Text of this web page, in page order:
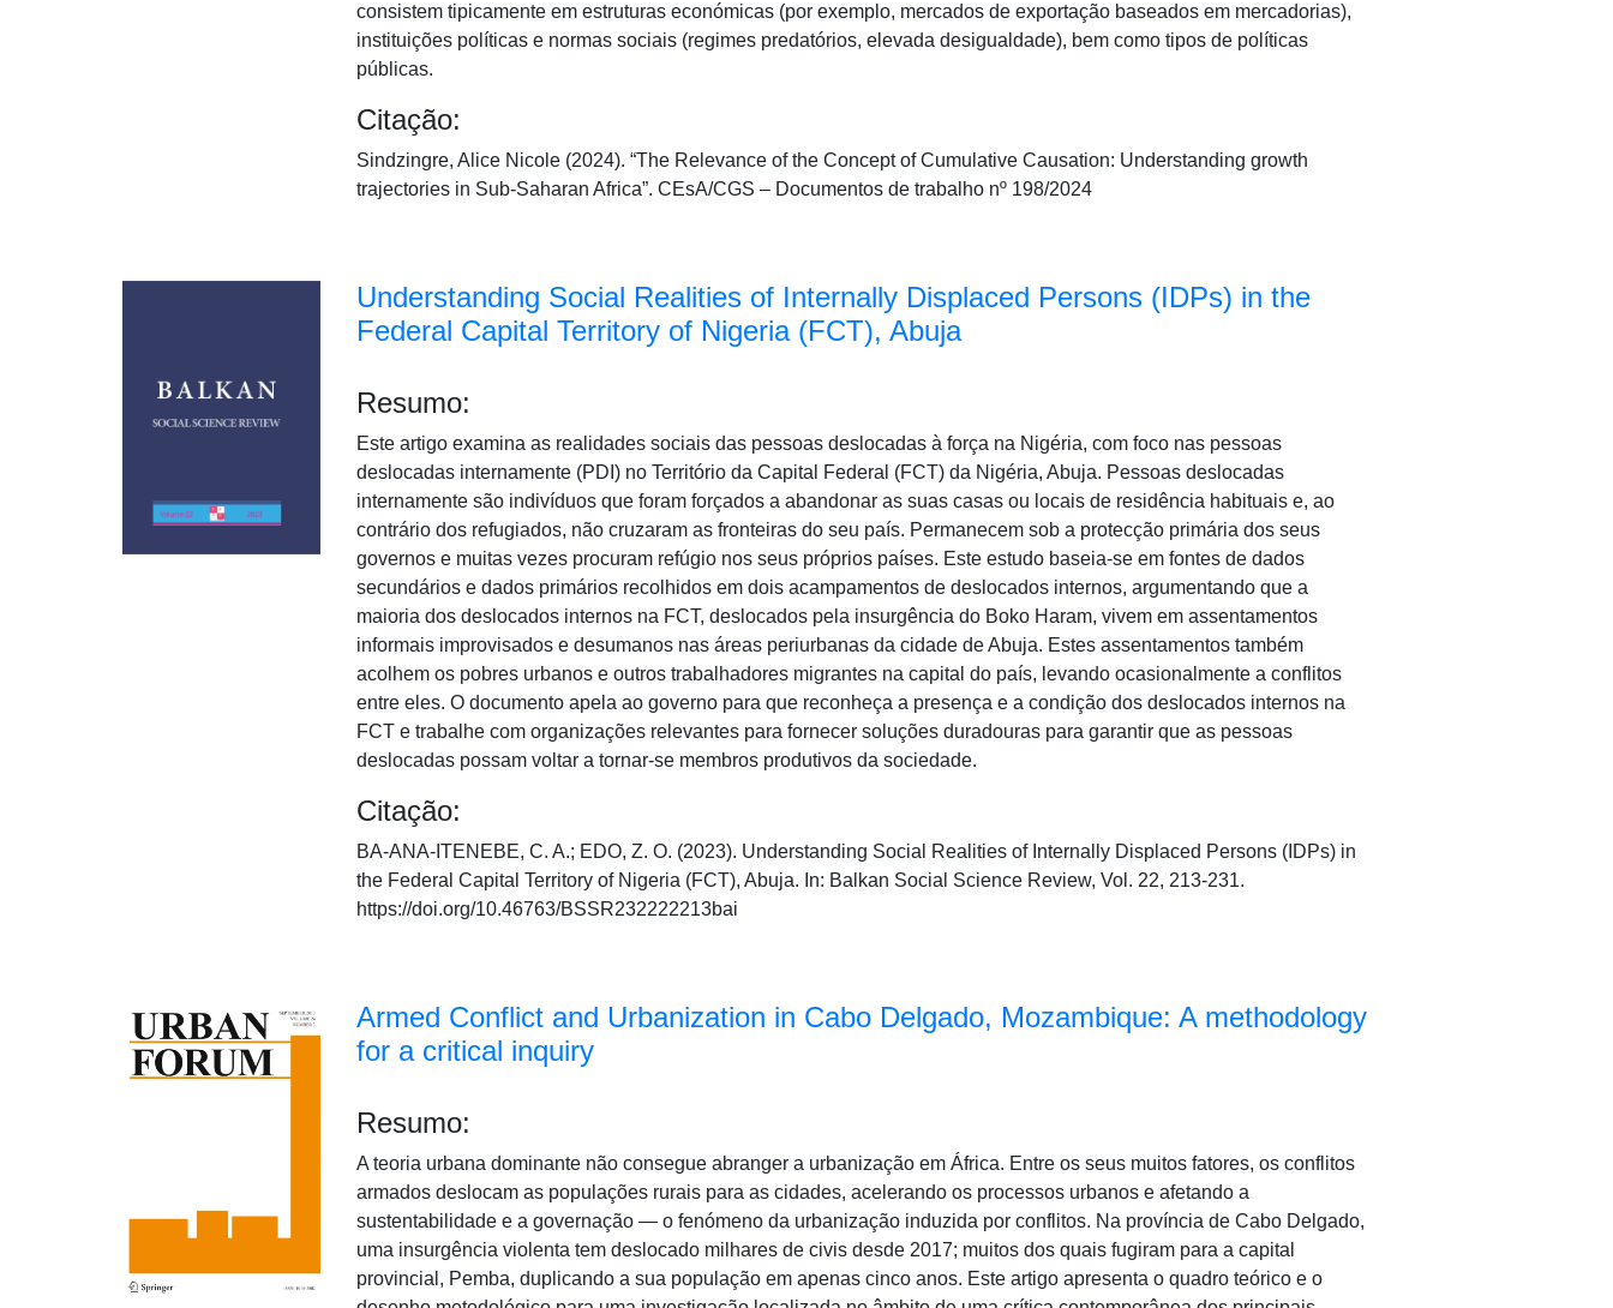
consistem tipicamente em estruturas económicas (por exemplo, mercados de exportação baseados em mercadorias),
instituições políticas e normas sociais (regimes predatórios, elevada desigualdade), bem como tipos de políticas
públicas.
Citação:
Sindzingre, Alice Nicole (2024). “The Relevance of the Concept of Cumulative Causation: Understanding growth
trajectories in Sub-Saharan Africa”. CEsA/CGS – Documentos de trabalho nº 198/2024
Understanding Social Realities of Internally Displaced Persons (IDPs) in the
Federal Capital Territory of Nigeria (FCT), Abuja
Resumo:
Este artigo examina as realidades sociais das pessoas deslocadas à força na Nigéria, com foco nas pessoas
deslocadas internamente (PDI) no Território da Capital Federal (FCT) da Nigéria, Abuja. Pessoas deslocadas
internamente são indivíduos que foram forçados a abandonar as suas casas ou locais de residência habituais e, ao
contrário dos refugiados, não cruzaram as fronteiras do seu país. Permanecem sob a protecção primária dos seus
governos e muitas vezes procuram refúgio nos seus próprios países. Este estudo baseia-se em fontes de dados
secundários e dados primários recolhidos em dois acampamentos de deslocados internos, argumentando que a
maioria dos deslocados internos na FCT, deslocados pela insurgência do Boko Haram, vivem em assentamentos
informais improvisados e desumanos nas áreas periurbanas da cidade de Abuja. Estes assentamentos também
acolhem os pobres urbanos e outros trabalhadores migrantes na capital do país, levando ocasionalmente a conflitos
entre eles. O documento apela ao governo para que reconheça a presença e a condição dos deslocados internos na
FCT e trabalhe com organizações relevantes para fornecer soluções duradouras para garantir que as pessoas
deslocadas possam voltar a tornar-se membros produtivos da sociedade.
Citação:
BA-ANA-ITENEBE, C. A.; EDO, Z. O. (2023). Understanding Social Realities of Internally Displaced Persons (IDPs) in
the Federal Capital Territory of Nigeria (FCT), Abuja. In: Balkan Social Science Review, Vol. 22, 213-231.
https://doi.org/10.46763/BSSR232222213bai
Armed Conflict and Urbanization in Cabo Delgado, Mozambique: A methodology
for a critical inquiry
Resumo:
A teoria urbana dominante não consegue abranger a urbanização em África. Entre os seus muitos fatores, os conflitos
armados deslocam as populações rurais para as cidades, acelerando os processos urbanos e afetando a
sustentabilidade e a governação — o fenómeno da urbanização induzida por conflitos. Na província de Cabo Delgado,
uma insurgência violenta tem deslocado milhares de civis desde 2017; muitos dos quais fugiram para a capital
provincial, Pemba, duplicando a sua população em apenas cinco anos. Este artigo apresenta o quadro teórico e o